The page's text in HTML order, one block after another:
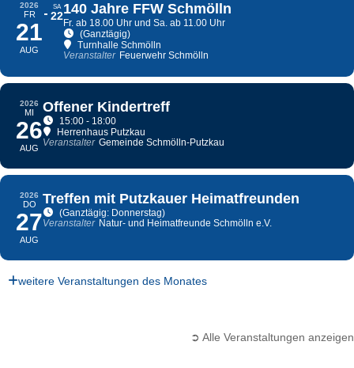
2026
FR
21
AUG
SA
22140 Jahre FFW Schmölln
Fr. ab 18.00 Uhr und Sa. ab 11.00 Uhr
(Ganztägig)
Turnhalle Schmölln
Veranstalter Feuerwehr Schmölln
2026
MI
26
AUG
Offener Kindertreff
15:00 - 18:00
Herrenhaus Putzkau
Veranstalter Gemeinde Schmölln-Putzkau
2026
DO
27
AUG
Treffen mit Putzkauer Heimatfreunden
(Ganztägig: Donnerstag)
Veranstalter Natur- und Heimatfreunde Schmölln e.V.
weitere Veranstaltungen des Monates
➲ Alle Veranstaltungen anzeigen